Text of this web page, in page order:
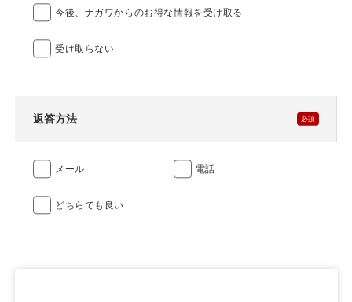
今後、ナガワからのお得な情報を受け取る
受け取らない
返答方法
メール 電話
どちらでも良い